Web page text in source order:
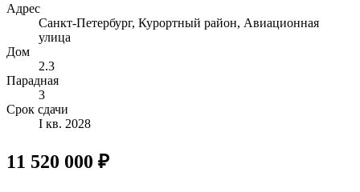
Адрес
Санкт-Петербург, Курортный район, Авиационная
улица
Дом
2.3
Парадная
3
Срок сдачи
I кв. 2028
11 520 000 ₽